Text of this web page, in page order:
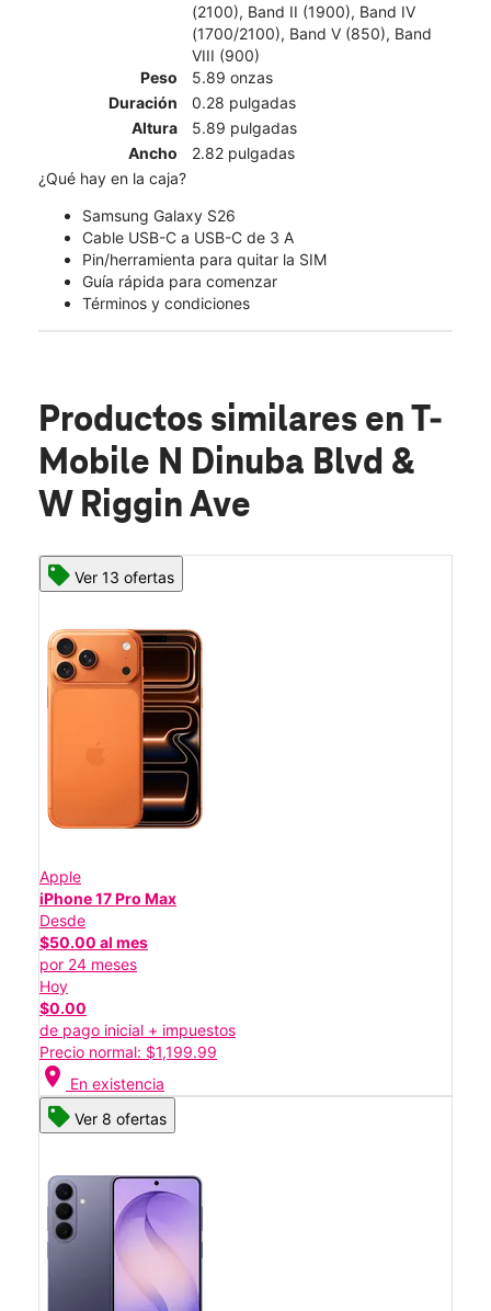
(2100), Band II (1900), Band IV
(1700/2100), Band V (850), Band
VIII (900)
Peso
5.89 onzas
Duración
0.28 pulgadas
Altura
5.89 pulgadas
Ancho
2.82 pulgadas
¿Qué hay en la caja?
Samsung Galaxy S26
Cable USB-C a USB-C de 3 A
Pin/herramienta para quitar la SIM
Guía rápida para comenzar
Términos y condiciones
Productos similares en T-
Mobile N Dinuba Blvd &
W Riggin Ave
Ver 13 ofertas
Apple
iPhone 17 Pro Max
Desde
$50.00 al mes
por 24 meses
Hoy
$0.00
de pago inicial + impuestos
Precio normal: $1,199.99
location_on En existencia
Ver 8 ofertas